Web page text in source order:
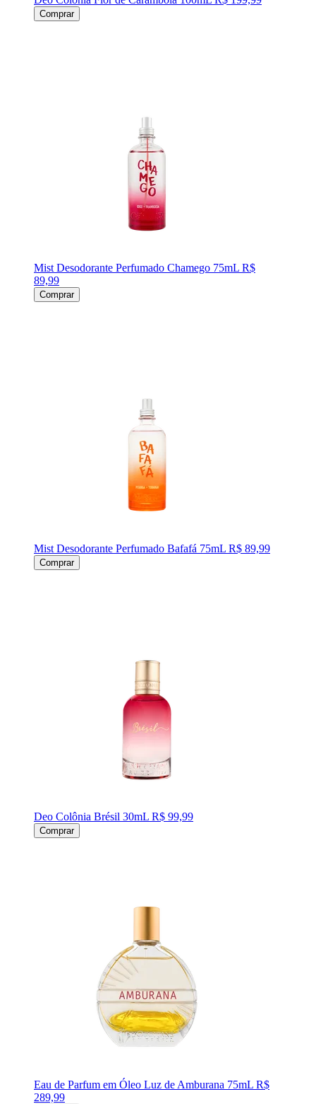
Comprar
Mist Desodorante Perfumado Chamego 75mL R$
89,99
Comprar
Mist Desodorante Perfumado Bafafá 75mL R$ 89,99
Comprar
Deo Colônia Brésil 30mL R$ 99,99
Comprar
Eau de Parfum em Óleo Luz de Amburana 75mL R$
289,99